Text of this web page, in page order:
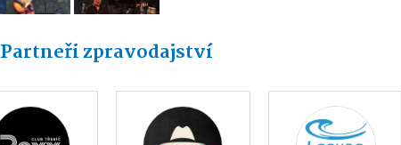
Partneři zpravodajství